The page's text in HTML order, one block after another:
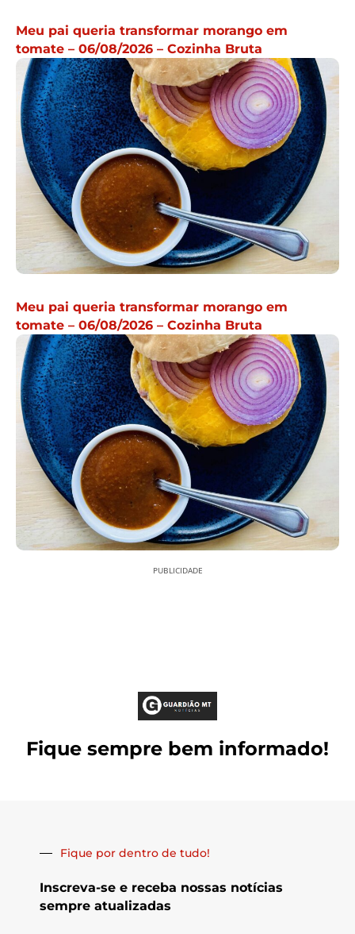
Meu pai queria transformar morango em
tomate – 06/08/2026 – Cozinha Bruta
Meu pai queria transformar morango em
tomate – 06/08/2026 – Cozinha Bruta
PUBLICIDADE
Fique sempre bem informado!
Fique por dentro de tudo!
Inscreva-se e receba nossas notícias
sempre atualizadas